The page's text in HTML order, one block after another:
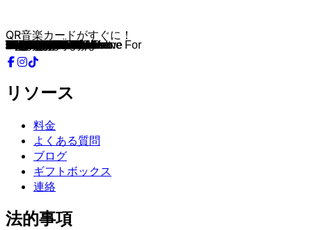
Ain't Nobody
Are You With Me
Lean On
Unter meiner Haut
Hey Mama
Intoxicated
Five More Hours
Riva
Pray to God
Wish You Were Mine
Outside
I Want You To Know
The Nights
Another You
Where Are Ü Now
Back Home
Coastal Love
UFO
Something About You
Runaway
Headlights
King
What I did for Love
Sun Goes Down
Don't Look Down
Prayer in C
Fade Out Lines
Cheerleader
Goodbye
Supergirl
Waiting For Love
Stole the Show
Firestone
Cloud Rider
You Know You Like It
Reality
Ne Sekunde Sommer
Ebony Eyes
Holiday
Sugar
How Deep Is Your Love
Show Me Love
+1
Ich & Du
Easy Love
For A Better Day
Here for You
Lay It All on Me
Catch & Release
I Wanna Luv Ya
Show Me Love
Bang My Head
Light It Up
Sweet Lovin'
Policeman
Be Right There
Stay
Home
Die immer lacht
Stand by Me
Faded
Fast Car
Roses
Hundred Miles
I Took A Pill In Ibiza
Middle
Don't Let Me Down
Bonbon
Miracle
Raging
Sex
This Girl
Never Be Like You
No Money
Please Tell Rosie
Taste The Feeling
This One's for You
Heatwave
Sing Me to Sleep
Perfect Strangers
Breathe
The Ocean
Give Me Your Love
Do It Right
Boom
Beautiful Life
Bonfire
This Is What You Came For
In the Name of Love
Let Me Love You
Closer
Let Me Hold You
Bailar
My Way
Don't You Know
Would I Lie to You
Love on Me
What Is Love 2016
Rockabye baby
Bad Ideas
QR音楽カードがすぐに！
リソース
料金
よくある質問
ブログ
ギフトボックス
連絡
法的事項